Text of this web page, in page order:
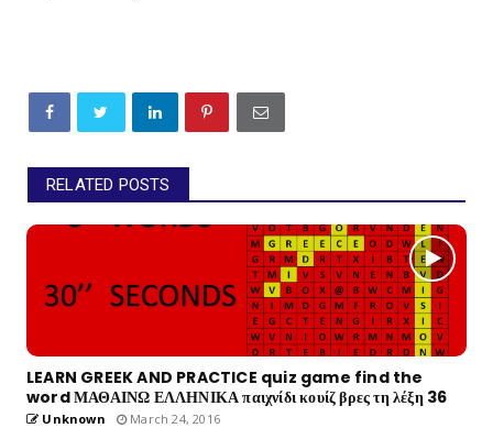
RELATED POSTS
LEARN GREEK AND PRACTICE quiz game find the
word ΜΑΘΑΙΝΩ ΕΛΛΗΝΙΚΑ παιχνίδι κουίζ βρες τη λέξη 36
Unknown March 24, 2016